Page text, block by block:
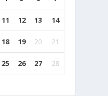
11 12 13 14
18 19 20 21
25 26 27
28